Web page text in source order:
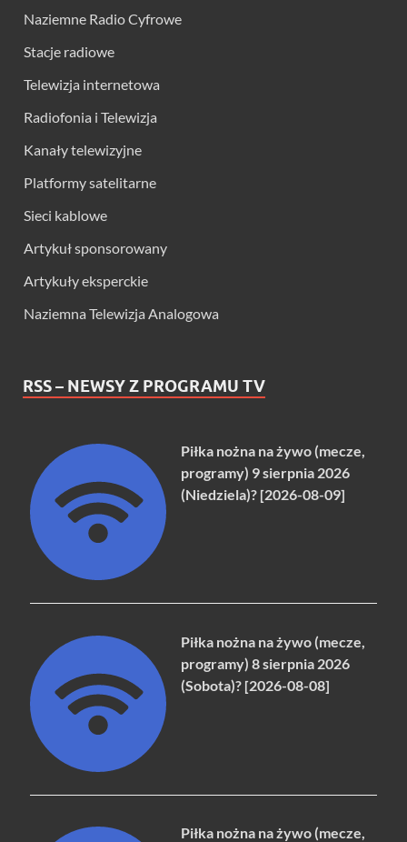
Naziemne Radio Cyfrowe
Stacje radiowe
Telewizja internetowa
Radiofonia i Telewizja
Kanały telewizyjne
Platformy satelitarne
Sieci kablowe
Artykuł sponsorowany
Artykuły eksperckie
Naziemna Telewizja Analogowa
RSS – NEWSY Z PROGRAMU TV
Piłka nożna na żywo (mecze,
programy) 9 sierpnia 2026
(Niedziela)? [2026-08-09]
Piłka nożna na żywo (mecze,
programy) 8 sierpnia 2026
(Sobota)? [2026-08-08]
Piłka nożna na żywo (mecze,